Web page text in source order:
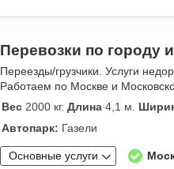
Перевозки по городу
Переезды/грузчики. Услуги
Работаем по Москве и
Вес 2000 кг. Длина 4,1 м.
Автопарк: Газели
Основные услуги